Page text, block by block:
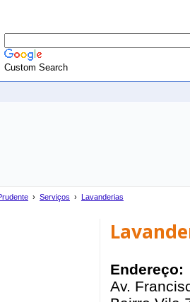
Custom Search
› Serviços › Lavanderias
Endereço:
Av.